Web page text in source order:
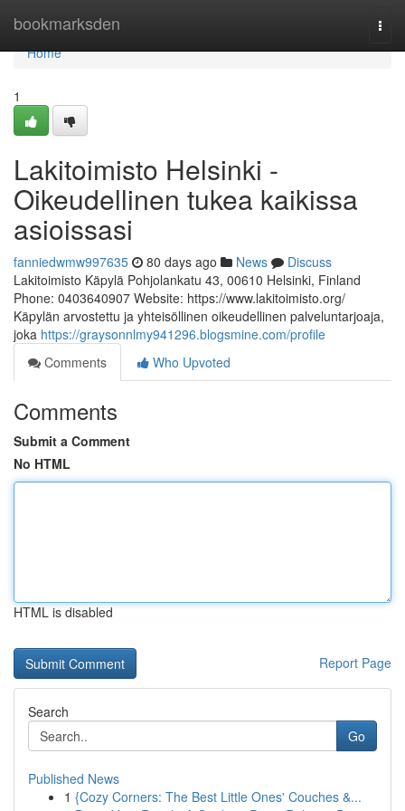
bookmarksden
Home
Home
1
Lakitoimisto Helsinki -
Oikeudellinen tukea kaikissa
asioissasi
fanniedwmw997635 80 days ago News
Discuss
Lakitoimisto Käpylä Pohjolankatu 43, 00610 Helsinki, Finland
Phone: 0403640907 Website: https://www.lakitoimisto.org/
Käpylän arvostettu ja yhteisöllinen oikeudellinen palveluntarjoaja,
joka https://graysonnlmy941296.blogsmine.com/profile
Comments
Who Upvoted
Comments
Submit a Comment
No HTML
HTML is disabled
Report Page
Search
Go
Published News
1 {Cozy Corners: The Best Little Ones' Couches &...